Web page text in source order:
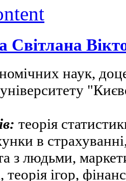
Світлана
наук,
теорія
в
з людьми,
теорія ігор,